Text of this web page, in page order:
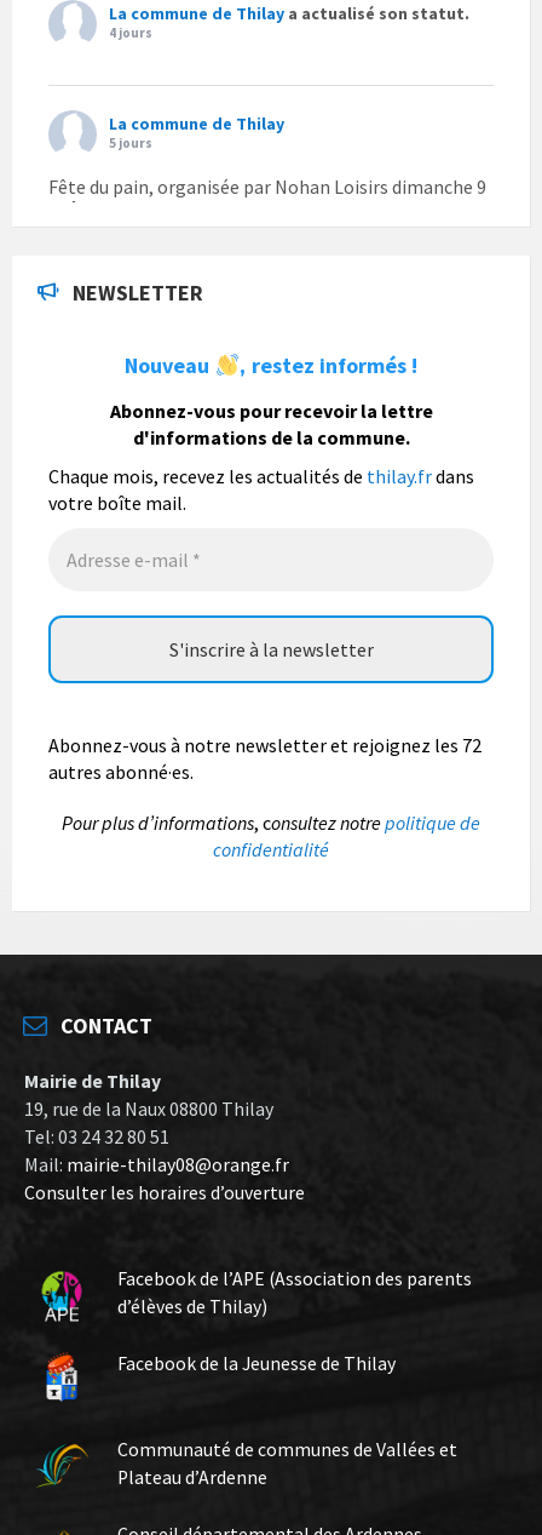
La commune de Thilay a actualisé son statut.
4 jours
La commune de Thilay
5 jours
Fête du pain, organisée par Nohan Loisirs dimanche 9
août.
population mais également les visiteurs à son
bulletin municipal annuel en organisant un concours
photo gratuit OUVERT À TOUS.
Vous pouvez envoyer vos photo...Lire la suite
NEWSLETTER
Nouveau , restez informés !
Abonnez-vous pour recevoir la lettre
d'informations de la commune.
Chaque mois, recevez les actualités de thilay.frdans
votre boîte mail.
Abonnez-vous à notre newsletter et rejoignez les 72
autres abonné·es.
Pour plus d’informations, consultez notrepolitique de
confidentialité
CONTACT
Mairie de Thilay
19, rue de la Naux 08800 Thilay
Tel: 03 24 32 80 51
Mail: mairie-thilay08@orange.fr
Consulter les horaires d’ouverture
Facebook de l’APE (Association des parents
d’élèves de Thilay)
Facebook de la Jeunesse de Thilay
Communauté de communes de Vallées et
Plateau d’Ardenne